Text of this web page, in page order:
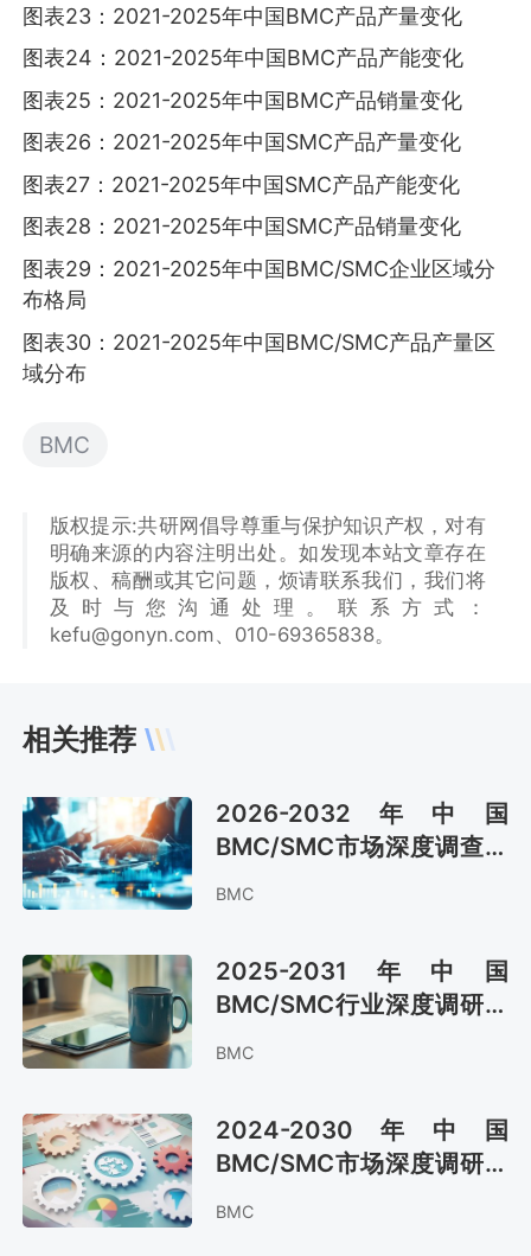
图表23：2021-2025年中国BMC产品产量变化
图表24：2021-2025年中国BMC产品产能变化
图表25：2021-2025年中国BMC产品销量变化
图表26：2021-2025年中国SMC产品产量变化
图表27：2021-2025年中国SMC产品产能变化
图表28：2021-2025年中国SMC产品销量变化
图表29：2021-2025年中国BMC/SMC企业区域分
布格局
图表30：2021-2025年中国BMC/SMC产品产量区
域分布
BMC
版权提示:共研网倡导尊重与保护知识产权，对有
明确来源的内容注明出处。如发现本站文章存在
版权、稿酬或其它问题，烦请联系我们，我们将
及时与您沟通处理。联系方式：
kefu@gonyn.com、010-69365838。
相关推荐
2026-2032年中国
BMC/SMC市场深度调查与
BMC
2025-2031年中国
BMC/SMC行业深度调研与
BMC
2024-2030年中国
BMC/SMC市场深度调研与
BMC